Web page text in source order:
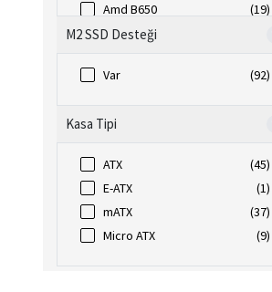
Amd B650
(19)
Amd X670
M2 SSD Desteği
Var (92)
Kasa Tipi
ATX
(45)
E-ATX
(1)
mATX
(37)
Micro ATX
(9)